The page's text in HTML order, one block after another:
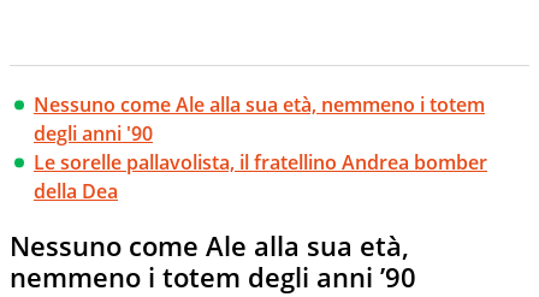
Nessuno come Ale alla sua età, nemmeno i totem
degli anni '90
Le sorelle pallavolista, il fratellino Andrea bomber
della Dea
Nessuno come Ale alla sua età,
nemmeno i totem degli anni ’90